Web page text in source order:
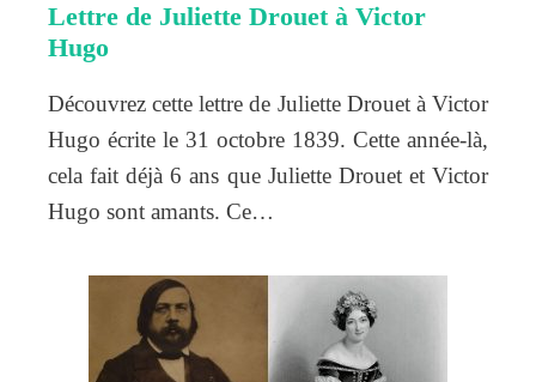
Lettre de Juliette Drouet à Victor
Hugo
Découvrez cette lettre de Juliette Drouet à Victor
Hugo écrite le 31 octobre 1839. Cette année-là,
cela fait déjà 6 ans que Juliette Drouet et Victor
Hugo sont amants. Ce…